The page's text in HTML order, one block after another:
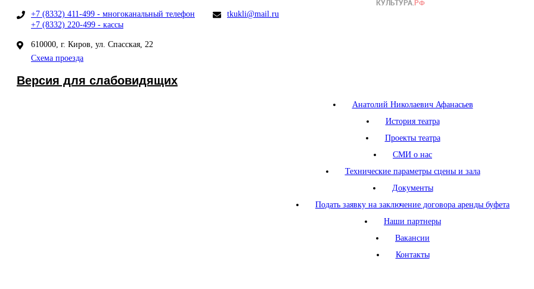
+7 (8332) 411-499 - многоканальный телефон
+7 (8332) 220-499 - кассы
tkukli@mail.ru
610000, г. Киров, ул. Спасская, 22
Схема проезда
Версия для слабовидящих
Анатолий Николаевич Афанасьев
История театра
Проекты театра
СМИ о нас
Технические параметры сцены и зала
Документы
Подать заявку на заключение договора аренды буфета
Наши партнеры
Вакансии
Контакты